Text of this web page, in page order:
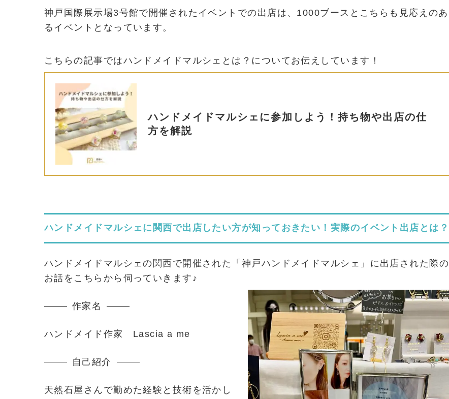
神戸国際展示場3号館で開催されたイベントでの出店は、1000ブースとこちらも見応えのあ
るイベントとなっています。
こちらの記事ではハンドメイドマルシェとは？についてお伝えしています！
ハンドメイドマルシェに関西で出店したい方が知っておきたい！実際のイベント出店とは？
ハンドメイドマルシェの関西で開催された「神戸ハンドメイドマルシェ」に出店された際の
お話をこちらから伺っていきます♪
作家名
ハンドメイド作家 Lascia a me
自己紹介
天然石屋さんで勤めた経験と技術を活かし